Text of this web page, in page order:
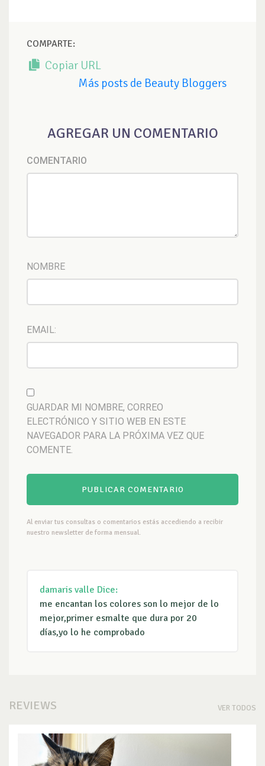
COMPARTE:
Copiar URL
Más posts de Beauty Bloggers
AGREGAR UN COMENTARIO
COMENTARIO
NOMBRE
EMAIL:
GUARDAR MI NOMBRE, CORREO
ELECTRÓNICO Y SITIO WEB EN ESTE
NAVEGADOR PARA LA PRÓXIMA VEZ QUE
COMENTE.
Al enviar tus consultas o comentarios estás accediendo a recibir
nuestro newsletter de forma mensual.
damaris valle Dice:
me encantan los colores son lo mejor de lo
mejor,primer esmalte que dura por 20
días,yo lo he comprobado
REVIEWS VER TODOS